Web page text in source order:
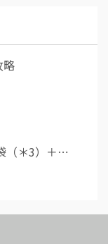
略
（＊3）＋⋯